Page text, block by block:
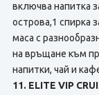
включва напитка
острова,1 спирка
маса с
на връщане към
напитки, чай и
11. ELITE VIP